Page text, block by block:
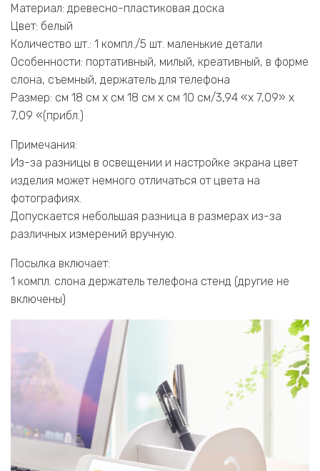
Материал: древесно-пластиковая доска
Цвет: белый
Количество шт.: 1 компл./5 шт. маленькие детали
Особенности: портативный, милый, креативный, в форме
слона, съемный, держатель для телефона
Размер: см 18 см x см 18 см x см 10 см/3,94 «x 7,09» x
7,09 «(прибл.)
Примечания:
Из-за разницы в освещении и настройке экрана цвет
изделия может немного отличаться от цвета на
фотографиях.
Допускается небольшая разница в размерах из-за
различных измерений вручную.
Посылка включает:
1 компл. слона держатель телефона стенд (другие не
включены)